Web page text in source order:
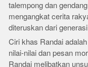
talempong dan
mengangkat cerita
diteruskan dari
Ciri khas Randai
nilai-nilai dan pesan
Randai melibatkan